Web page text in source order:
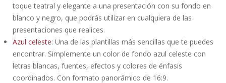
toque teatral y elegante a una presentación con su fondo en
blanco y negro, que podrás utilizar en cualquiera de las
presentaciones que realices.
Azul celeste: Una de las plantillas más sencillas que te puedes
encontrar. Simplemente un color de fondo azul celeste con
letras blancas, fuentes, efectos y colores de énfasis
coordinados. Con formato panorámico de 16:9.